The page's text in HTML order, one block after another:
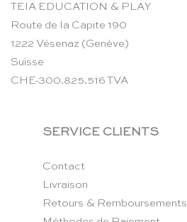
TEIA EDUCATION & PLAY
Route de la Capite 190
1222 Vésenaz (Genève)
Suisse
CHE-300.825.516 TVA
SERVICE CLIENTS
Contact
Livraison
Retours & Remboursements